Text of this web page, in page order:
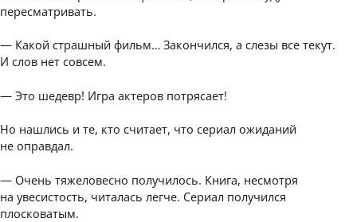
пересматривать.
— Какой страшный фильм… Закончился, а слезы все текут.
И слов нет совсем.
— Это шедевр! Игра актеров потрясает!
Но нашлись и те, кто считает, что сериал ожиданий
не оправдал.
— Очень тяжеловесно получилось. Книга, несмотря
на увесистость, читалась легче. Сериал получился
плосковатым.